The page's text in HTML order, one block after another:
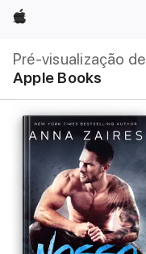
Apple
Pré-visualização de
Apple Books
local
Abrir
menu